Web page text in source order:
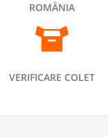
ROMÂNIA
VERIFICARE COLET